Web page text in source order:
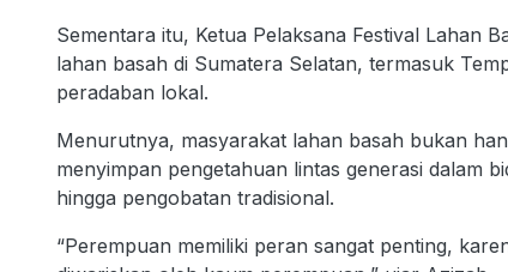
Sementara itu, Ketua Pelaksana Festival Lahan
lahan basah di Sumatera Selatan, termasuk
peradaban lokal.
Menurutnya, masyarakat lahan basah bukan
menyimpan pengetahuan lintas generasi dalam
hingga pengobatan tradisional.
“Perempuan memiliki peran sangat penting,